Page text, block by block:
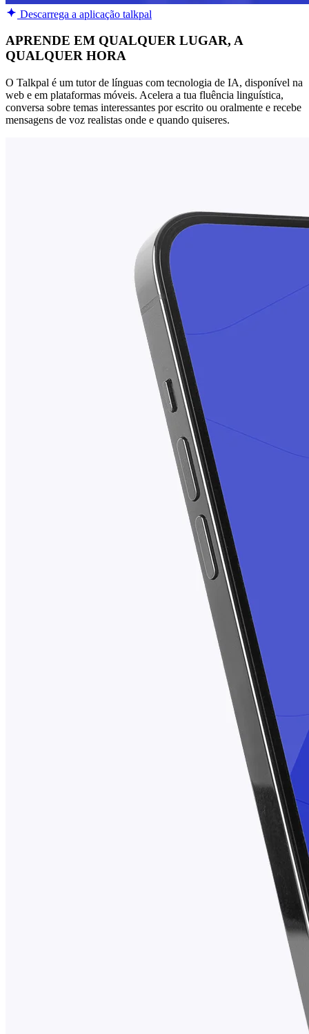
Descarrega a aplicação talkpal
APRENDE EM QUALQUER LUGAR, A
QUALQUER HORA
O Talkpal é um tutor de línguas com tecnologia de IA, disponível na
web e em plataformas móveis. Acelera a tua fluência linguística,
conversa sobre temas interessantes por escrito ou oralmente e recebe
mensagens de voz realistas onde e quando quiseres.